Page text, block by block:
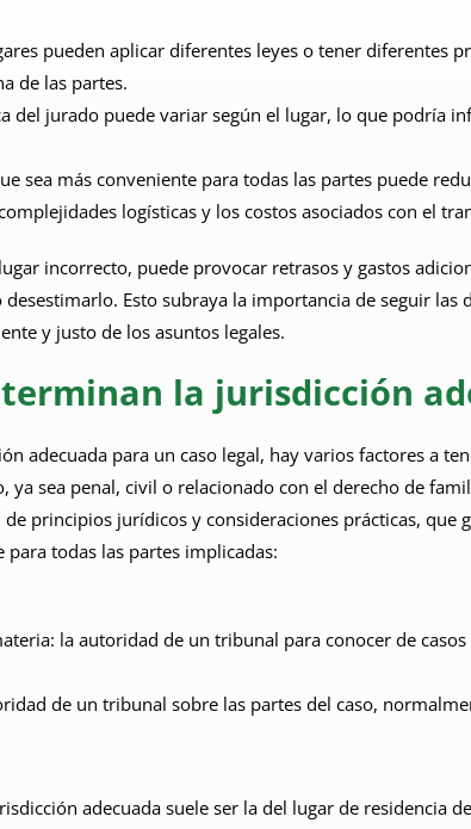
pueden aplicar diferentes leyes o tener diferentes
de las partes.
del jurado puede variar según el lugar, lo que podría
sea más conveniente para todas las partes puede
logísticas y los costos asociados con el
incorrecto, puede provocar retrasos y gastos
Esto subraya la importancia de seguir las
y justo de los asuntos legales.
la jurisdicción
adecuada para un caso legal, hay varios factores a
ya sea penal, civil o relacionado con el derecho de
principios jurídicos y consideraciones prácticas, que
todas las partes implicadas:
la autoridad de un tribunal para conocer de
de un tribunal sobre las partes del caso,
adecuada suele ser la del lugar de residencia